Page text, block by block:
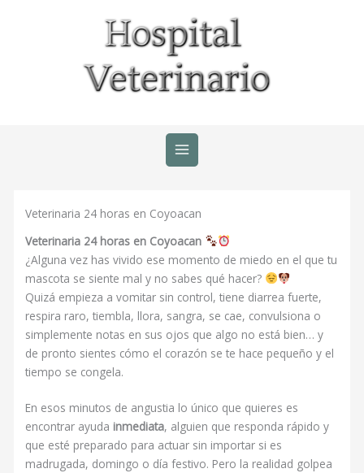
Veterinaria 24 horas en Coyoacan
Veterinaria 24 horas en Coyoacan
¿Alguna vez has vivido ese momento de miedo en el que tu
mascota se siente mal y no sabes qué hacer?
Quizá empieza a vomitar sin control, tiene diarrea fuerte,
respira raro, tiembla, llora, sangra, se cae, convulsiona o
simplemente notas en sus ojos que algo no está bien… y
de pronto sientes cómo el corazón se te hace pequeño y el
tiempo se congela.
En esos minutos de angustia lo único que quieres es
encontrar ayuda inmediata, alguien que responda rápido y
que esté preparado para actuar sin importar si es
madrugada, domingo o día festivo. Pero la realidad golpea